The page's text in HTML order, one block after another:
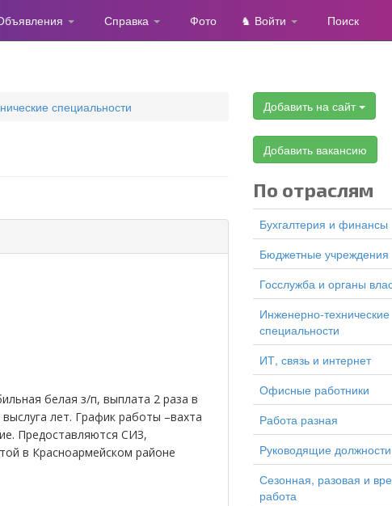
Справка Фото ♞ Войти Поиск
специальности
белая з/п, выплата 2 раза в
лет. График работы –вахта
Предоставляются СИЗ,
в Красноармейском районе
Добавить на сайт
Добавить вакансию
По отраслям
Бухгалтерия и финансы
Бюджетные учреждения
Госслужба и органы
Инженерно-технические
специальности
ИТ, связь и интернет
Офисные работники
Работа разная
Руководящие должности
Сезонная, разовая и
работа